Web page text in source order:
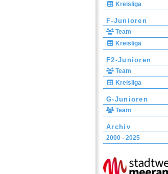
Kreisliga
F-Junioren
Team
Kreisliga
F2-Junioren
Team
Kreisliga
G-Junioren
Team
Archiv
2000 - 2025